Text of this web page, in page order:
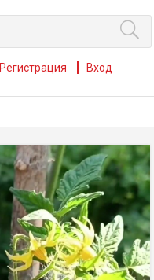
Регистрация Вход